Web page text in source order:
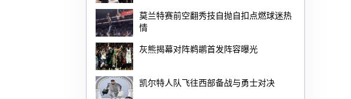
莫兰特赛前空翻秀技自抛自扣点燃球迷热
情
灰熊揭幕对阵鹈鹕首发阵容曝光
凯尔特人队飞往西部备战与勇士对决